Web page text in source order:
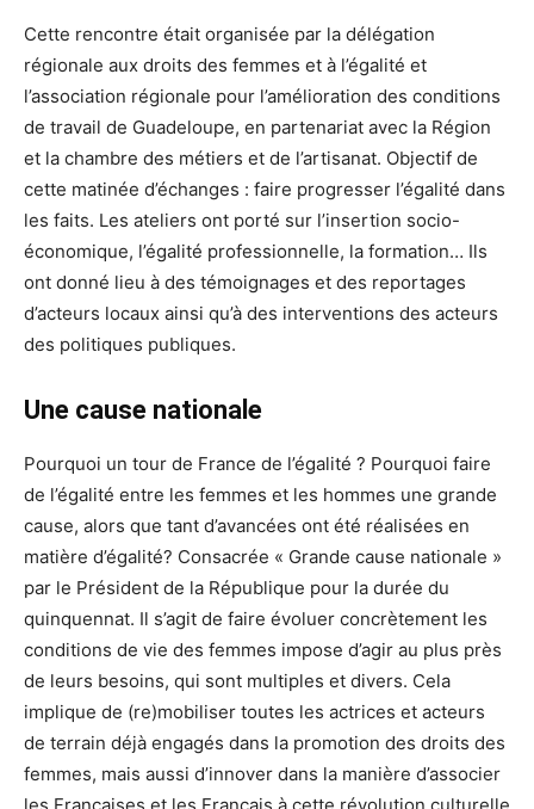
Cette rencontre était organisée par la délégation
régionale aux droits des femmes et à l’égalité et
l’association régionale pour l’amélioration des conditions
de travail de Guadeloupe, en partenariat avec la Région
et la chambre des métiers et de l’artisanat. Objectif de
cette matinée d’échanges : faire progresser l’égalité dans
les faits. Les ateliers ont porté sur l’insertion socio-
économique, l’égalité professionnelle, la formation… Ils
ont donné lieu à des témoignages et des reportages
d’acteurs locaux ainsi qu’à des interventions des acteurs
des politiques publiques.
Une cause nationale
Pourquoi un tour de France de l’égalité ? Pourquoi faire
de l’égalité entre les femmes et les hommes une grande
cause, alors que tant d’avancées ont été réalisées en
matière d’égalité? Consacrée « Grande cause nationale »
par le Président de la République pour la durée du
quinquennat. Il s’agit de faire évoluer concrètement les
conditions de vie des femmes impose d’agir au plus près
de leurs besoins, qui sont multiples et divers. Cela
implique de (re)mobiliser toutes les actrices et acteurs
de terrain déjà engagés dans la promotion des droits des
femmes, mais aussi d’innover dans la manière d’associer